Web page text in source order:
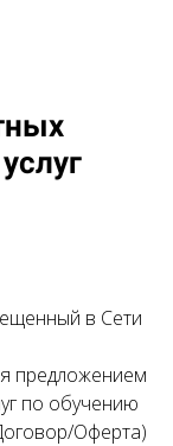
в Сети
предложением
по обучению
Оферта)